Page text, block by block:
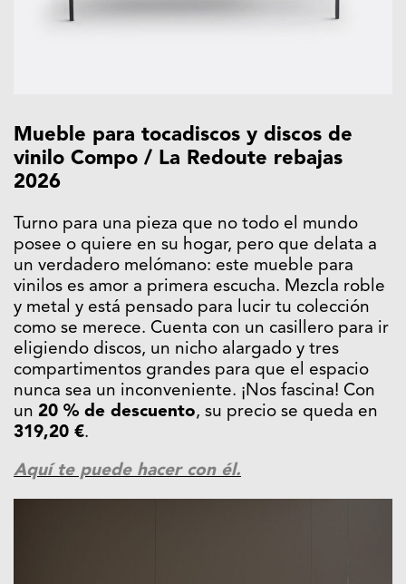
Mueble para tocadiscos y discos de
vinilo Compo / La Redoute rebajas
2026
Turno para una pieza que no todo el mundo
posee o quiere en su hogar, pero que delata a
un verdadero melómano: este mueble para
vinilos es amor a primera escucha. Mezcla roble
y metal y está pensado para lucir tu colección
como se merece. Cuenta con un casillero para ir
eligiendo discos, un nicho alargado y tres
compartimentos grandes para que el espacio
nunca sea un inconveniente. ¡Nos fascina! Con
un 20 % de descuento, su precio se queda en
319,20 €.
Aquí te puede hacer con él.